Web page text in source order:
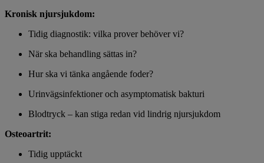
Kronisk njursjukdom:
Tidig diagnostik: vilka prover behöver vi?
När ska behandling sättas in?
Hur ska vi tänka angående foder?
Urinvägsinfektioner och asymptomatisk bakturi
Blodtryck – kan stiga redan vid lindrig njursjukdom
Osteoartrit:
Tidig upptäckt